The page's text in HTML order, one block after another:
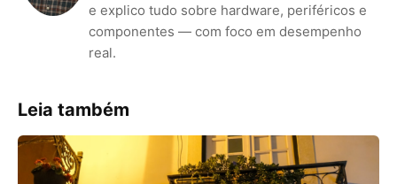
e explico tudo sobre hardware, periféricos e
componentes — com foco em desempenho
real.
Leia também